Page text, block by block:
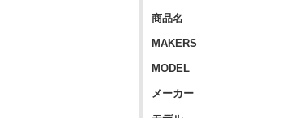
商品名
MAKERS
MODEL
メーカー